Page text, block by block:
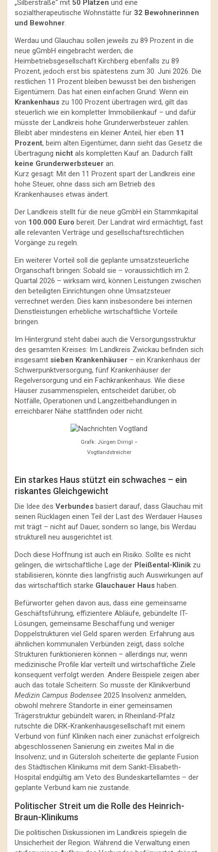
„Silberstraße“ mit 50 Plätzen und eine
sozialtherapeutische Wohnstätte für 32 Bewohnerinnen
und Bewohner.
Werdau und Glauchau sollen jeweils zu 89 Prozent in die
neue gGmbH eingebracht werden; die
Heimbetriebsgesellschaft Kirchberg ebenfalls zu 89
Prozent, jedoch erst bis spätestens zum 30. Juni 2026. Die
restlichen 11 Prozent bleiben bewusst bei den bisherigen
Eigentümern. Das hat einen einfachen Grund: Wenn ein
Krankenhaus zu 100 Prozent übertragen wird, gilt das
steuerlich wie ein kompletter Immobilienkauf – und dafür
müsste der Landkreis hohe Grunderwerbsteuer zahlen.
Bleibt aber mindestens ein kleiner Anteil, hier eben 11
Prozent, beim alten Eigentümer, dann sieht das Gesetz die
Übertragung nicht als kompletten Kauf an. Dadurch fällt
keine Grunderwerbsteuer an.
Kurz gesagt: Mit den 11 Prozent spart der Landkreis eine
hohe Steuer, ohne dass sich am Betrieb des
Krankenhauses etwas ändert.
Der Landkreis stellt für die neue gGmbH ein Stammkapital
von 100.000 Euro bereit. Der Landrat wird ermächtigt, fast
alle relevanten Verträge und gesellschaftsrechtlichen
Vorgänge zu regeln.
Ein weiterer Vorteil soll die geplante umsatzsteuerliche
Organschaft bringen: Sobald sie – voraussichtlich im 2.
Quartal 2026 – wirksam wird, können Leistungen zwischen
den beteiligten Einrichtungen ohne Umsatzsteuer
verrechnet werden. Dies kann insbesondere bei internen
Dienstleistungen erhebliche wirtschaftliche Vorteile
bringen.
Im Hintergrund steht dabei auch die Versorgungsstruktur
des gesamten Kreises: Im Landkreis Zwickau befinden sich
insgesamt sieben Krankenhäuser – ein Krankenhaus der
Schwerpunktversorgung, fünf Krankenhäuser der
Regelversorgung und ein Fachkrankenhaus. Wie diese
Häuser zusammenspielen, entscheidet darüber, ob
Notfälle, Operationen und Langzeitbehandlungen in
erreichbarer Nähe stattfinden oder nicht.
Grafk: Jürgen Dirrigl –
Vogtlandstreicher
Ein starkes Haus stützt ein schwaches – ein
riskantes Gleichgewicht
Die Idee des Verbundes basiert darauf, dass Glauchau mit
seinen Rücklagen einen Teil der Last des Werdauer Hauses
mit trägt – nicht auf Dauer, sondern so lange, bis Werdau
strukturell neu ausgerichtet ist.
Doch diese Hoffnung ist auch ein Risiko. Sollte es nicht
gelingen, die wirtschaftliche Lage der Pleißental-Klinik zu
stabilisieren, könnte dies langfristig auch Auswirkungen auf
das wirtschaftlich starke Glauchauer Haus haben.
Befürworter gehen davon aus, dass eine gemeinsame
Geschäftsführung, effizientere Abläufe, gebündelte IT-
Lösungen, gemeinsame Beschaffung und weniger
Doppelstrukturen viel Geld sparen werden. Erfahrung aus
ähnlichen kommunalen Verbünden zeigt, dass solche
Strukturen funktionieren können – allerdings nur, wenn
medizinische Profile klar verteilt und wirtschaftliche Ziele
konsequent verfolgt werden. Andere Beispiele zeigen aber
auch das totale Scheitern: So musste der Klinikverbund
Medizin Campus Bodensee 2025 Insolvenz anmelden,
obwohl mehrere Standorte in einer gemeinsamen
Trägerstruktur gebündelt waren; in Rheinland-Pfalz
rutschte die DRK-Krankenhausgesellschaft mit einem
Verbund von fünf Kliniken nach einer zunächst erfolgreich
abgeschlossenen Sanierung ein zweites Mal in die
Insolvenz; und in Gütersloh scheiterte die geplante Fusion
des Städtischen Klinikums mit dem Sankt-Elisabeth-
Hospital endgültig am Veto des Bundeskartellamtes – der
geplante Verbund kam nie zustande.
Politischer Streit um die Rolle des Heinrich-
Braun-Klinikums
Die politischen Diskussionen im Landkreis spiegeln die
Unsicherheit der Region. Während die Verwaltung einen